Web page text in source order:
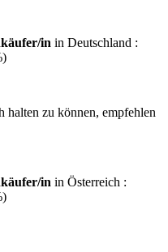
in in Deutschland :
)
halten zu können, empfehlen
in in Österreich :
)